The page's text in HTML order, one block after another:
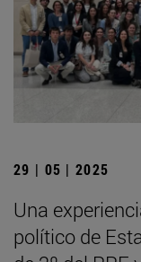
29 | 05 | 2025
Una
político de